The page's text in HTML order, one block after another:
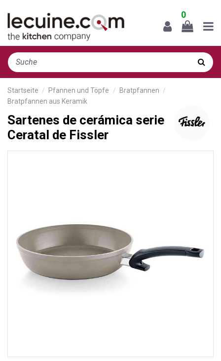
0
Startseite Pfannen und Töpfe
Bratpfannen
Bratpfannen aus Keramik
Sartenes de cerámica serie
Ceratal de Fissler